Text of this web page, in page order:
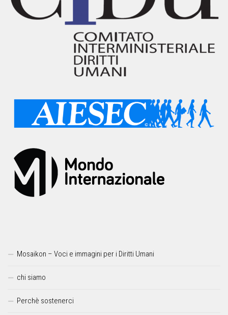
Mosaikon – Voci e immagini per i Diritti Umani
chi siamo
Perchè sostenerci